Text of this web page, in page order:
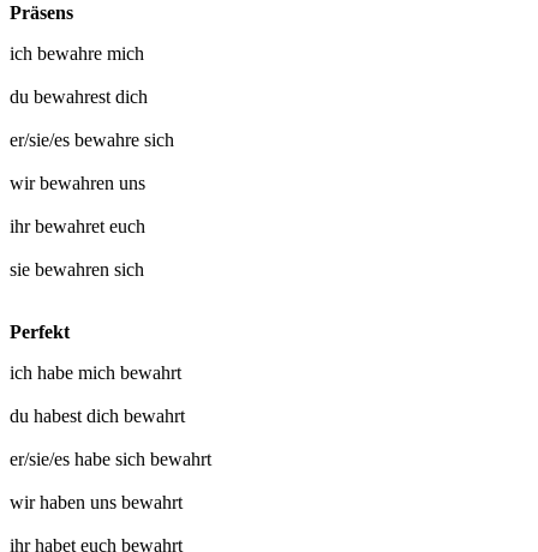
Präsens
ich bewahre mich
du bewahrest dich
er/sie/es bewahre sich
wirbewahren uns
ihrbewahret euch
sie bewahren sich
Perfekt
ich habe mich bewahrt
du habest dich bewahrt
er/sie/es habe sich bewahrt
wir haben uns bewahrt
ihr habet euch bewahrt